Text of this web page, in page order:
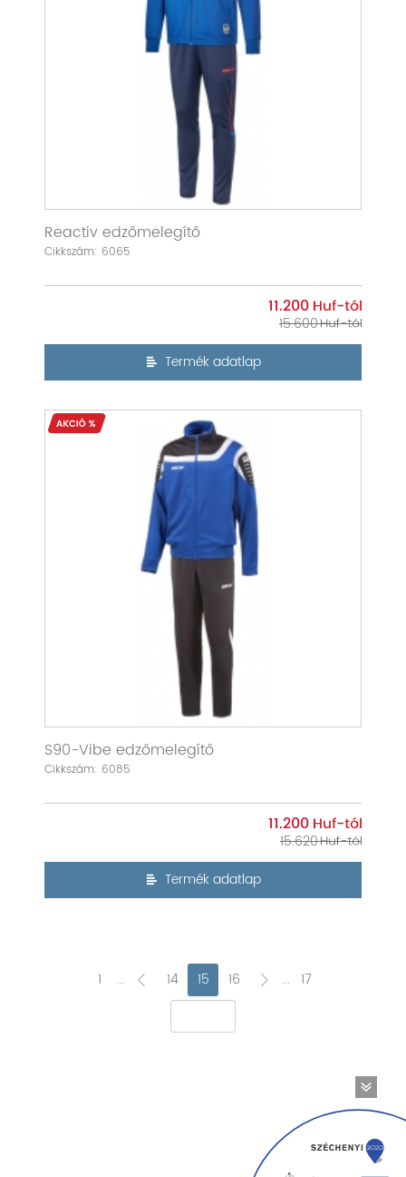
Reactiv edzőmelegítő
Cikkszám: 6065
11.200
15.600
Termék adatlap
S90-Vibe edzőmelegítő
Cikkszám: 6085
11.200
15.620
Termék adatlap
1 ... 14 15 16 ... 17